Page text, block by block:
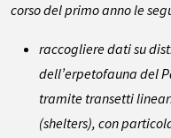
corso del primo anno le
raccogliere dati su
dell’erpetofauna del
tramite transetti
(shelters), con